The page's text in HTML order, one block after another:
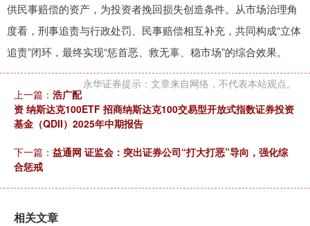
供民事赔偿的资产，为投资者挽回损失创造条件。从市场治理角
度看，刑事追责与行政处罚、民事赔偿相互补充，共同构成“立体
追责”闭环，最终实现“惩首恶、救无辜、稳市场”的综合效果。
永华证券提示：文章来自网络，不代表本站观点。
上一篇： 浩广配
资 纳斯达克100ETF 招商纳斯达克100交易型开放式指数证券投资
基金（QDII）2025年中期报告
下一篇： 益通网 证监会：突出证券公司“打大打恶”导向，强化综
合惩戒
相关文章